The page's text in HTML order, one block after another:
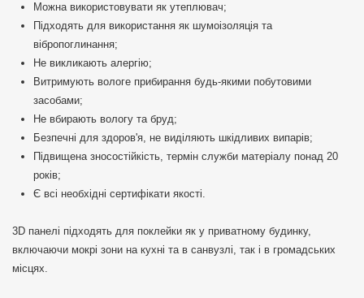
Можна використовувати як утеплювач;
Підходять для використання як шумоізоляція та
вібропоглинання;
Не викликають алергію;
Витримують вологе прибирання будь-якими побутовими
засобами;
Не вбирають вологу та бруд;
Безпечні для здоров'я, не виділяють шкідливих випарів;
Підвищена зносостійкість, термін служби матеріалу понад 20
років;
Є всі необхідні сертифікати якості.
3D панелі підходять для поклейки як у приватному будинку,
включаючи мокрі зони на кухні та в санвузлі, так і в громадських
місцях.